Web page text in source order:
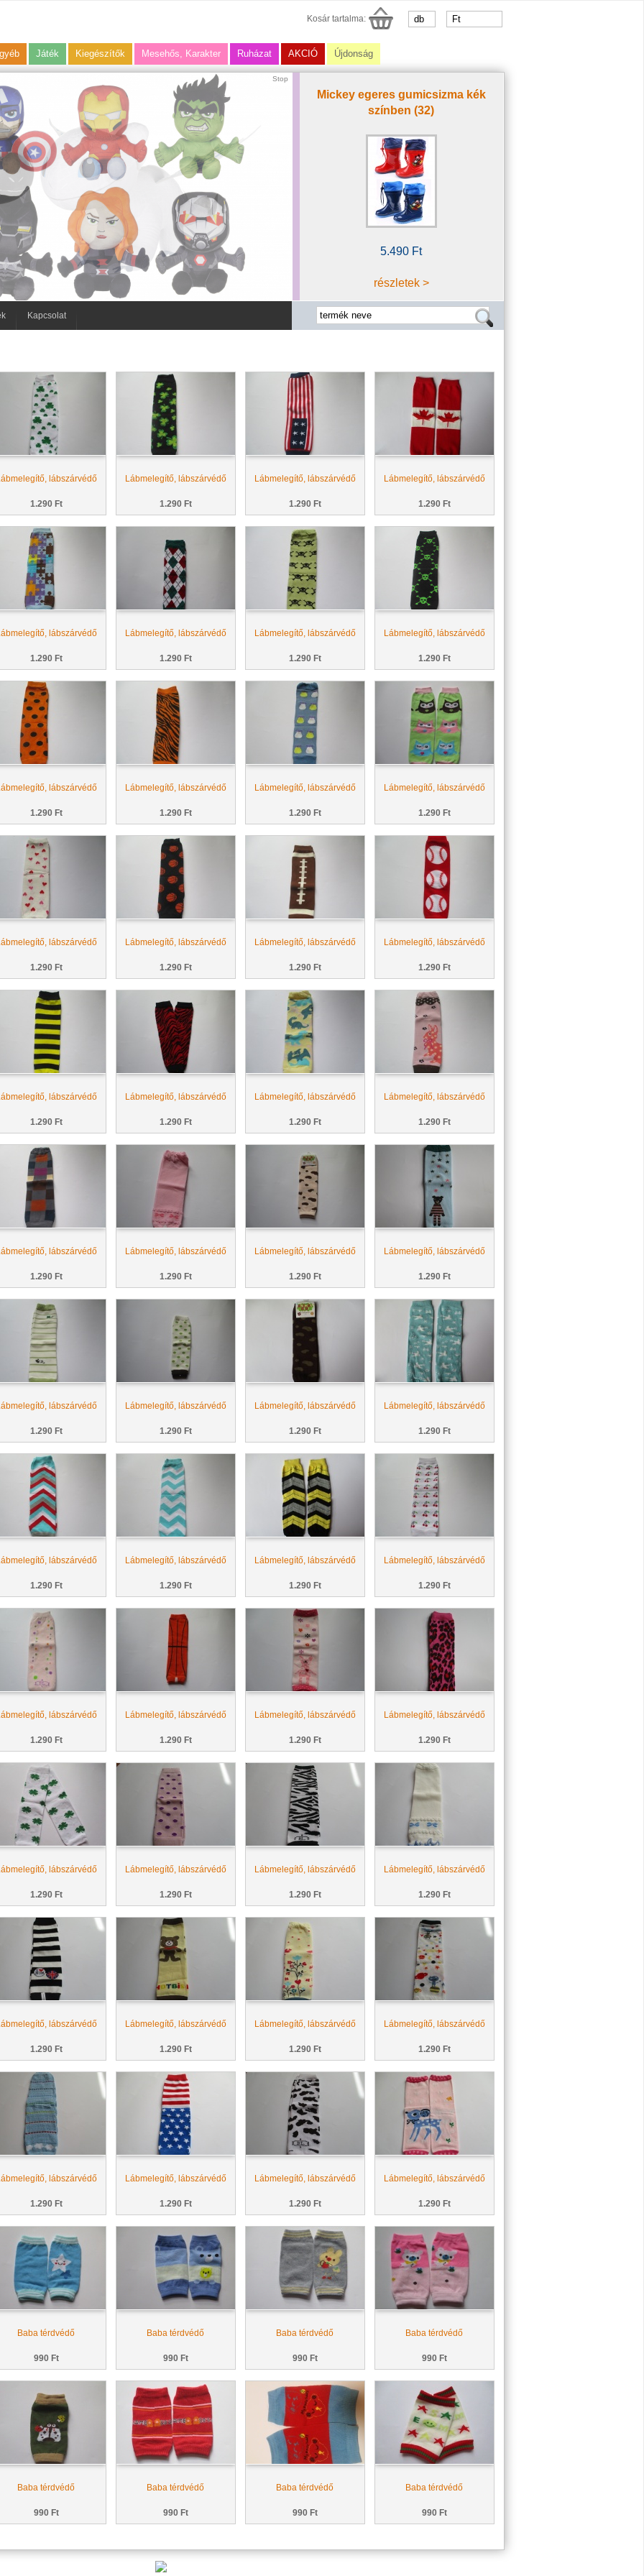
Kosár tartalma:
Játék Kiegészítők Mesehős, Karakter Ruházat AKCIÓ Újdonság
Stop
Mickey egeres gumicsizma kék
színben (32)
5.490 Ft
részletek >
Kapcsolat
lábszárvédő
1.290 Ft
Lábmelegítő, lábszárvédő
1.290 Ft
Lábmelegítő, lábszárvédő
1.290 Ft
Lábmelegítő, lábszárvédő
1.290 Ft
lábszárvédő
1.290 Ft
Lábmelegítő, lábszárvédő
1.290 Ft
Lábmelegítő, lábszárvédő
1.290 Ft
Lábmelegítő, lábszárvédő
1.290 Ft
lábszárvédő
1.290 Ft
Lábmelegítő, lábszárvédő
1.290 Ft
Lábmelegítő, lábszárvédő
1.290 Ft
Lábmelegítő, lábszárvédő
1.290 Ft
lábszárvédő
1.290 Ft
Lábmelegítő, lábszárvédő
1.290 Ft
Lábmelegítő, lábszárvédő
1.290 Ft
Lábmelegítő, lábszárvédő
1.290 Ft
lábszárvédő
1.290 Ft
Lábmelegítő, lábszárvédő
1.290 Ft
Lábmelegítő, lábszárvédő
1.290 Ft
Lábmelegítő, lábszárvédő
1.290 Ft
lábszárvédő
1.290 Ft
Lábmelegítő, lábszárvédő
1.290 Ft
Lábmelegítő, lábszárvédő
1.290 Ft
Lábmelegítő, lábszárvédő
1.290 Ft
lábszárvédő
1.290 Ft
Lábmelegítő, lábszárvédő
1.290 Ft
Lábmelegítő, lábszárvédő
1.290 Ft
Lábmelegítő, lábszárvédő
1.290 Ft
lábszárvédő
1.290 Ft
Lábmelegítő, lábszárvédő
1.290 Ft
Lábmelegítő, lábszárvédő
1.290 Ft
Lábmelegítő, lábszárvédő
1.290 Ft
lábszárvédő
1.290 Ft
Lábmelegítő, lábszárvédő
1.290 Ft
Lábmelegítő, lábszárvédő
1.290 Ft
Lábmelegítő, lábszárvédő
1.290 Ft
lábszárvédő
1.290 Ft
Lábmelegítő, lábszárvédő
1.290 Ft
Lábmelegítő, lábszárvédő
1.290 Ft
Lábmelegítő, lábszárvédő
1.290 Ft
lábszárvédő
1.290 Ft
Lábmelegítő, lábszárvédő
1.290 Ft
Lábmelegítő, lábszárvédő
1.290 Ft
Lábmelegítő, lábszárvédő
1.290 Ft
lábszárvédő
1.290 Ft
Lábmelegítő, lábszárvédő
1.290 Ft
Lábmelegítő, lábszárvédő
1.290 Ft
Lábmelegítő, lábszárvédő
1.290 Ft
Baba térdvédő
990 Ft
Baba térdvédő
990 Ft
Baba térdvédő
990 Ft
Baba térdvédő
990 Ft
Baba térdvédő
990 Ft
Baba térdvédő
990 Ft
Baba térdvédő
990 Ft
Baba térdvédő
990 Ft